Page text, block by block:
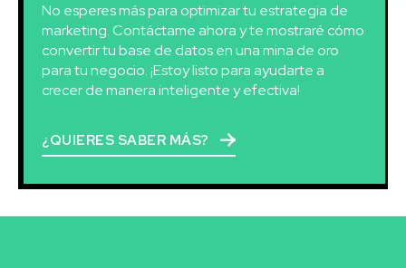
No esperes más para optimizar tu estrategia de
marketing. Contáctame ahora y te mostraré cómo
convertir tu base de datos en una mina de oro
para tu negocio. ¡Estoy listo para ayudarte a
crecer de manera inteligente y efectiva!
¿QUIERES SABER MÁS?